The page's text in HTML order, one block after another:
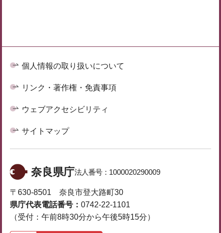
個人情報の取り扱いについて
リンク・著作権・免責事項
ウェブアクセシビリティ
サイトマップ
奈良県庁法人番号： 1000020290009
〒630-8501 奈良市登大路町30
県庁代表電話番号： 0742-22-1101
（受付：午前8時30分から午後5時15分）